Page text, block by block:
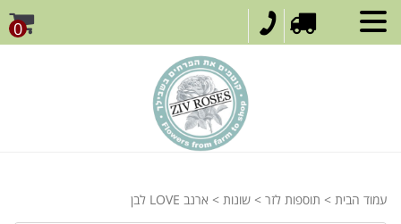
0
עמוד הבית > תוספות לזר > שונות > ארנב LOVE לבן